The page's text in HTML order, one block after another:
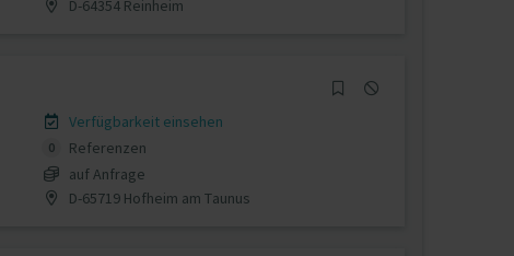
D-64354 Reinheim
Verfügbarkeit einsehen
0
Referenzen
auf Anfrage
D-65719 Hofheim am Taunus